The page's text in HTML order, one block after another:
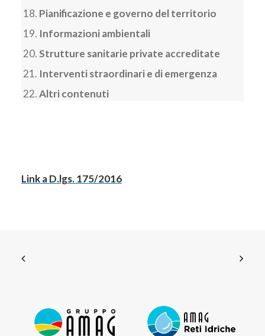
Pianificazione e governo del territorio
Informazioni ambientali
Strutture sanitarie private accreditate
Interventi straordinari e di emergenza
Altri contenuti
Link a D.lgs. 175/2016